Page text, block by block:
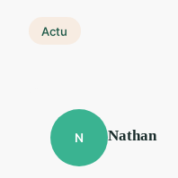
Actu
N Nathan